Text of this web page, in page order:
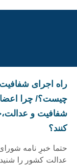
️راه اجرای
چیست؟/ چرا
شفافیت و
کنند؟
حتما خبرِ نامه
عدالت کشور را